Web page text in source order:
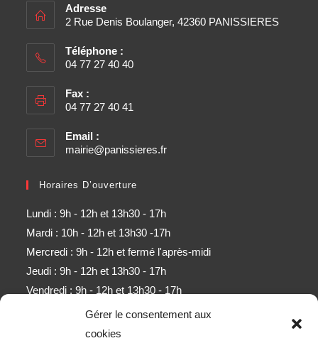
Gérer le consentement aux
cookies
Adresse
2 Rue Denis Boulanger, 42360 PANISSIERES
Téléphone :
04 77 27 40 40
Fax :
04 77 27 40 41
Email :
mairie@panissieres.fr
Horaires D’ouverture
Lundi : 9h - 12h et 13h30 - 17h
Mardi : 10h - 12h et 13h30 -17h
Mercredi : 9h - 12h et fermé l'après-midi
Jeudi : 9h - 12h et 13h30 - 17h
Vendredi : 9h - 12h et 13h30 - 17h
Samedi : 9h - 11h (sauf mois d'août)